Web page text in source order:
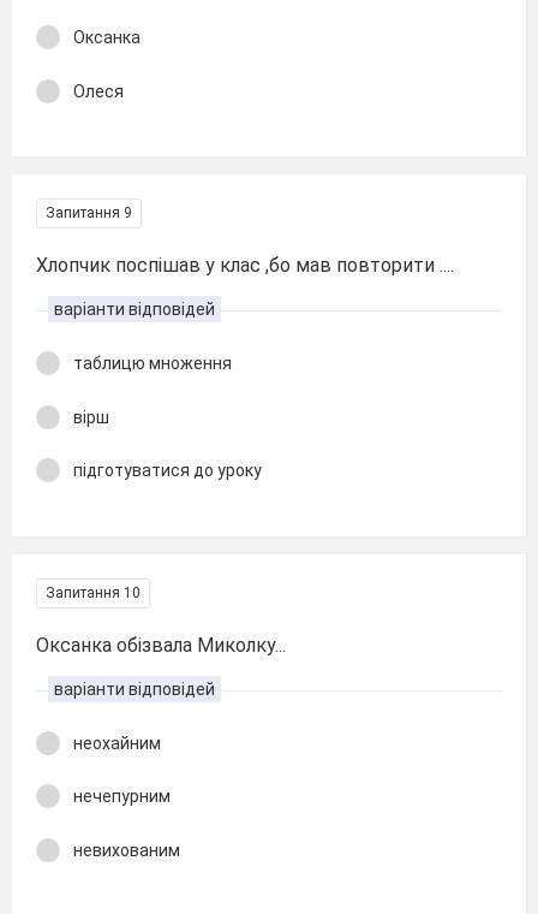
Оксанка
Олеся
Запитання 9
Хлопчик поспішав у клас ,бо мав повторити ....
варіанти відповідей
таблицю множення
вірш
підготуватися до уроку
Запитання 10
Оксанка обізвала Миколку...
варіанти відповідей
неохайним
нечепурним
невихованим